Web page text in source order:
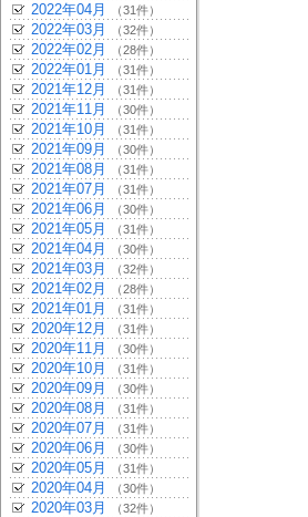
2022年04月 （31件）
2022年03月 （32件）
2022年02月 （28件）
2022年01月 （31件）
2021年12月 （31件）
2021年11月 （30件）
2021年10月 （31件）
2021年09月 （30件）
2021年08月 （31件）
2021年07月 （31件）
2021年06月 （30件）
2021年05月 （31件）
2021年04月 （30件）
2021年03月 （32件）
2021年02月 （28件）
2021年01月 （31件）
2020年12月 （31件）
2020年11月 （30件）
2020年10月 （31件）
2020年09月 （30件）
2020年08月 （31件）
2020年07月 （31件）
2020年06月 （30件）
2020年05月 （31件）
2020年04月 （30件）
2020年03月 （32件）